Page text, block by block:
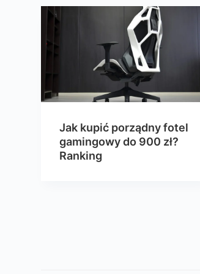
Jak kupić porządny fotel
gamingowy do 900 zł?
Ranking